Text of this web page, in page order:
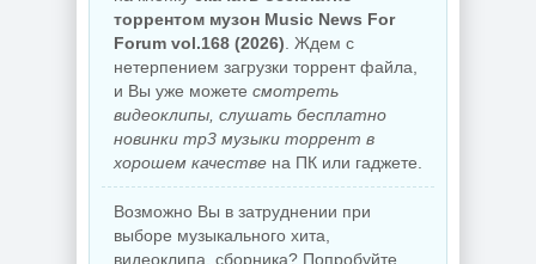
торрентом музон Music News For
Forum vol.168 (2026) . Ждем с
нетерпением загрузки торрент файла,
и Вы уже можете смотреть
видеоклипы, слушать бесплатно
новинки mp3 музыки торрент в
хорошем качестве на ПК или гаджете.
Возможно Вы в затруднении при
выборе музыкального хита,
видеоклипа, сборника? Попробуйте